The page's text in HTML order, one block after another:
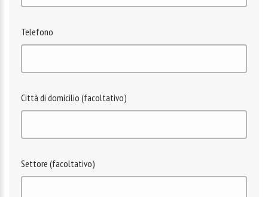
Telefono
Città di domicilio (facoltativo)
Settore (facoltativo)